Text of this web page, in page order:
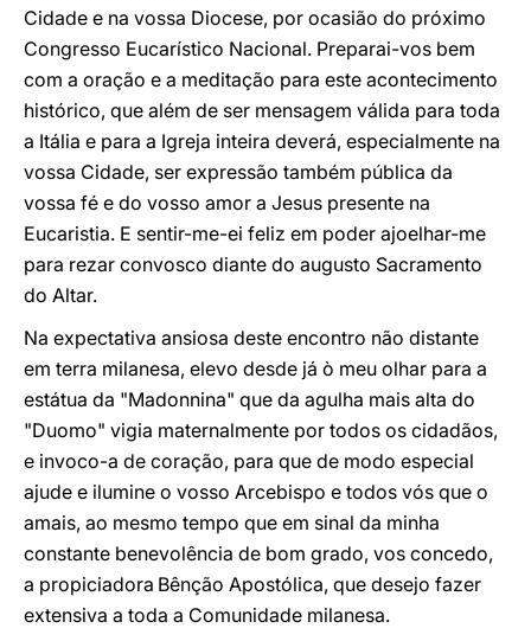
Cidade e na vossa Diocese, por ocasião do próximo
Congresso Eucarístico Nacional. Preparai-vos bem
com a oração e a meditação para este acontecimento
histórico, que além de ser mensagem válida para toda
a Itália e para a Igreja inteira deverá, especialmente na
vossa Cidade, ser expressão também pública da
vossa fé e do vosso amor a Jesus presente na
Eucaristia. E sentir-me-ei feliz em poder ajoelhar-me
para rezar convosco diante do augusto Sacramento
do Altar.
Na expectativa ansiosa deste encontro não distante
em terra milanesa, elevo desde já ò meu olhar para a
estátua da "Madonnina" que da agulha mais alta do
"Duomo" vigia maternalmente por todos os cidadãos,
e invoco-a de coração, para que de modo especial
ajude e ilumine o vosso Arcebispo e todos vós que o
amais, ao mesmo tempo que em sinal da minha
constante benevolência de bom grado, vos concedo,
a propiciadora Bênção Apostólica, que desejo fazer
extensiva a toda a Comunidade milanesa.